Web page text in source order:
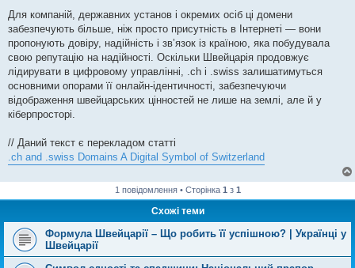
Для компаній, державних установ і окремих осіб ці домени
забезпечують більше, ніж просто присутність в Інтернеті — вони
пропонують довіру, надійність і зв’язок із країною, яка побудувала
свою репутацію на надійності. Оскільки Швейцарія продовжує
лідирувати в цифровому управлінні, .ch і .swiss залишатимуться
основними опорами її онлайн-ідентичності, забезпечуючи
відображення швейцарських цінностей не лише на землі, але й у
кіберпросторі.
// Даний текст є перекладом статті
.ch and .swiss Domains A Digital Symbol of Switzerland
1 повідомлення • Сторінка 1з 1
Схожі теми
Формула Швейцарії – Що робить її успішною? | Українці у
Швейцарії